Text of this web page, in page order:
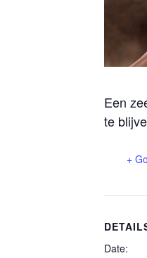
Een
te
+
Date: